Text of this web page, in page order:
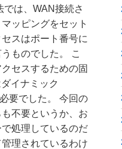
では、WAN接続さ
ッピングをセット
スはポート番号に
ものでした。 こ
セスするための固
イナミック
要でした。 今回の
不要というか、お
処理しているのだ
理されているわけ